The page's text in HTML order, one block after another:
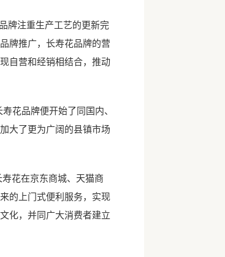
牌注重生产工艺的更新完
牌推广，长寿花品牌的营
自营和经销相结合，推动
花品牌便开始了同国内、
大了更为广阔的县镇市场
花在京东商城、天猫商
的上门式便利服务，实现
化，并同广大消费者建立